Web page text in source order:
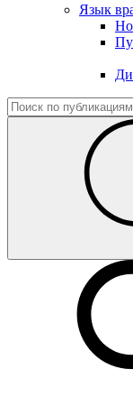
Язык